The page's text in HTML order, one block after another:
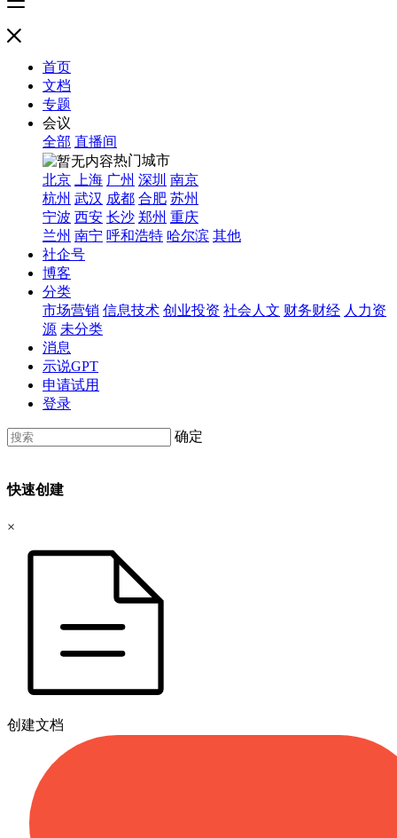
首页
文档
专题
会议
全部 直播间
热门城市
北京
上海 广州 深圳 南京
杭州 武汉 成都 合肥 苏州
宁波 西安 长沙 郑州 重庆
兰州 南宁 呼和浩特 哈尔滨 其他
社企号
博客
分类
市场营销 信息技术 创业投资 社会人文 财务财经 人力资
源 未分类
消息
示说GPT
申请试用
登录
确定
快速创建
×
创建文档